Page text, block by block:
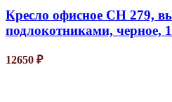
Кресло офисное СН 279,
подлокотниками, черное,
12650 ₽